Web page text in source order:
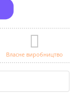
Власне виробництво